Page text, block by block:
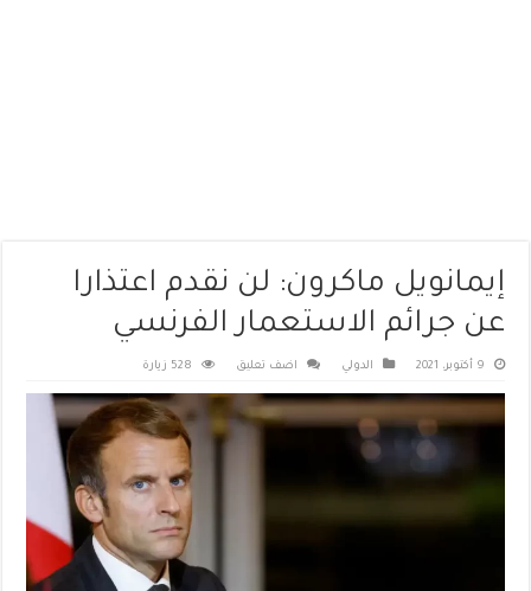
إيمانويل ماكرون: لن نقدم اعتذارا
عن جرائم الاستعمار الفرنسي
9 أكتوبر، 2021 الدولي اضف تعليق 528 زيارة